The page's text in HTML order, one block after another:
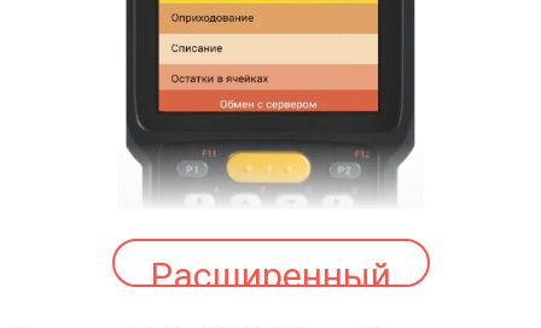
Расширенный